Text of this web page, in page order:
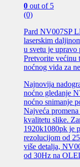
0 out of 5
(0)
Pard NV007SP
laserskim
u svetu je upravo
Pretvorite većinu
noćnog vida za
Najnovija
noćno gledanje
noćno snimanje
Najveća
kvalitetu slike.
1920k1080pk je
rezolucijom od
više detalja,
od 30Hz na